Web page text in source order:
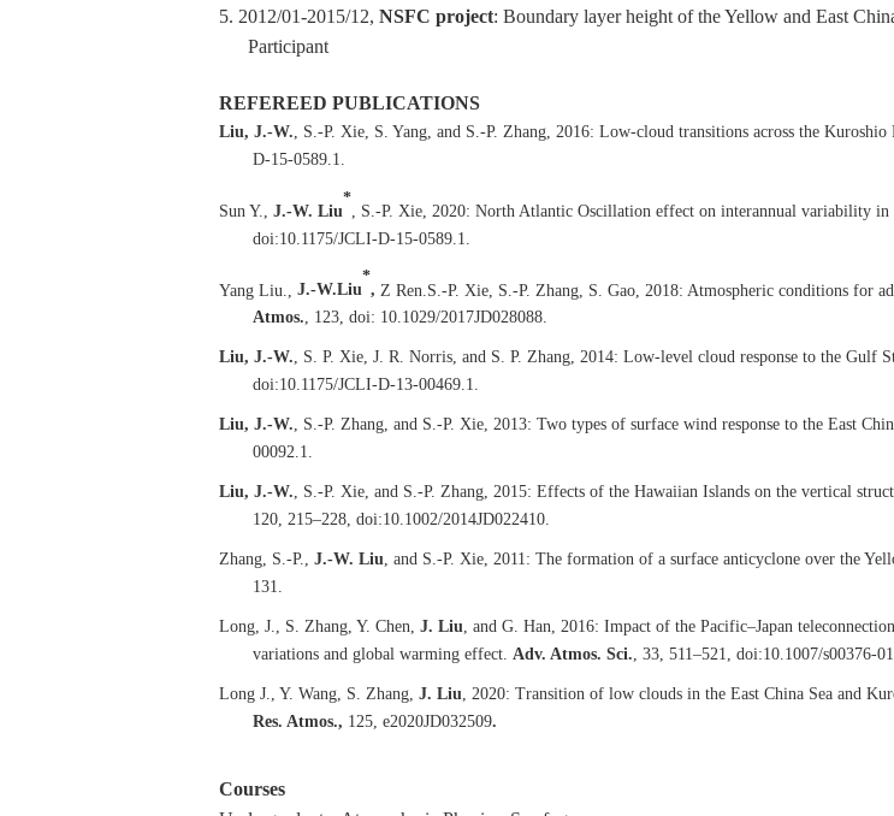
5. 2012/01-2015/12, NSFC project: Boundary layer height of the Yellow and East
Participant
REFEREED PUBLICATIONS
Liu, J.-W., S.-P. Xie, S. Yang, and S.-P. Zhang, 2016: Low-cloud transitions across the Kuroshio
D-15-0589.1.
Sun Y., J.-W. Liu
*
, S.-P. Xie, 2020: North Atlantic Oscillation effect on interannual variability
doi:10.1175/JCLI-D-15-0589.1.
Yang Liu., J.-W.Liu
*
, Z Ren. S.-P. Xie, S.-P. Zhang, S. Gao, 2018: Atmospheric conditions for
Atmos., 123, doi: 10.1029/2017JD028088.
Liu, J.-W., S. P. Xie, J. R. Norris, and S. P. Zhang, 2014: Low-level cloud response to the Gulf
doi:10.1175/JCLI-D-13-00469.1.
Liu, J.-W., S.-P. Zhang, and S.-P. Xie, 2013: Two types of surface wind response to the East
00092.1.
Liu, J.-W., S.-P. Xie, and S.-P. Zhang, 2015: Effects of the Hawaiian Islands on the vertical
120, 215–228, doi:10.1002/2014JD022410.
Zhang, S.-P., J.-W. Liu, and S.-P. Xie, 2011: The formation of a surface anticyclone over the
131.
Long, J., S. Zhang, Y. Chen, J. Liu, and G. Han, 2016: Impact of the Pacific–Japan
variations and global warming effect. Adv. Atmos. Sci., 33, 511–521, doi:10.1007/s00376-
Long J., Y. Wang, S. Zhang, J. Liu, 2020: Transition of low clouds in the East China Sea and
Res. Atmos., 125, e2020JD032509.
Courses